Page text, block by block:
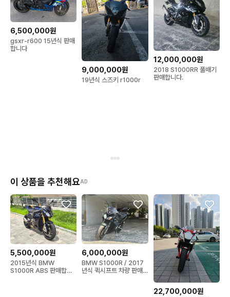
6,500,000원
gsxr-r600 15년식 판매
합니다
9,000,000원
19년식 스즈키 r1000r
12,000,000원
2018 S1000RR 풀배기
판매합니다.
이 상품을 추천해요AD
5,500,000원
2015년식 BMW
S1000R ABS 판매합니
6,000,000원
BMW S1000R / 2017
년식 퀵시프트 차량 판매
22,700,000원